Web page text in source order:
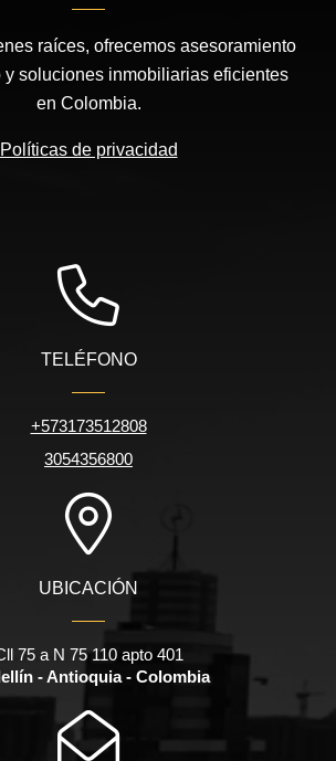
raíces, ofrecemos asesoramiento
y soluciones inmobiliarias eficientes
en Colombia.
Políticas de privacidad
TELÉFONO
+573173512808
3054356800
UBICACIÓN
75 a N 75 110 apto 401
- Antioquia - Colombia